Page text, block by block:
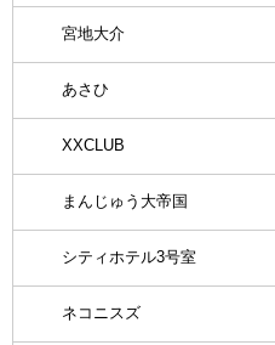
宮地大介
あさひ
XXCLUB
まんじゅう大帝国
シティホテル3号室
ネコニスズ